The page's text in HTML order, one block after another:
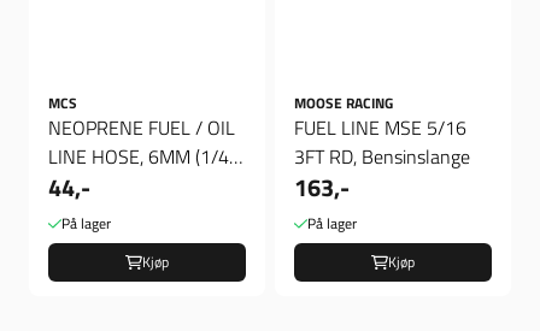
MCS
NEOPRENE FUEL / OIL
LINE HOSE, 6MM (1/4"),
Slange
44,-
På lager
Kjøp
MOOSE RACING
FUEL LINE MSE 5/16
3FT RD, Bensinslange
163,-
På lager
Kjøp